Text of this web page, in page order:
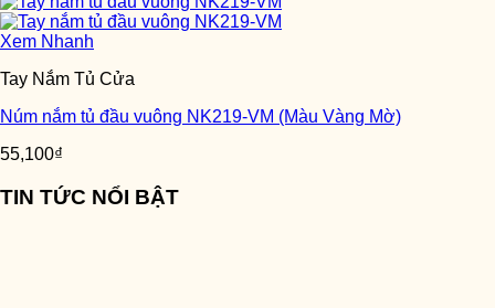
Xem Nhanh
Tay Nắm Tủ Cửa
Núm nắm tủ đầu vuông NK219-VM (Màu Vàng Mờ)
55,100₫
TIN TỨC NỔI BẬT